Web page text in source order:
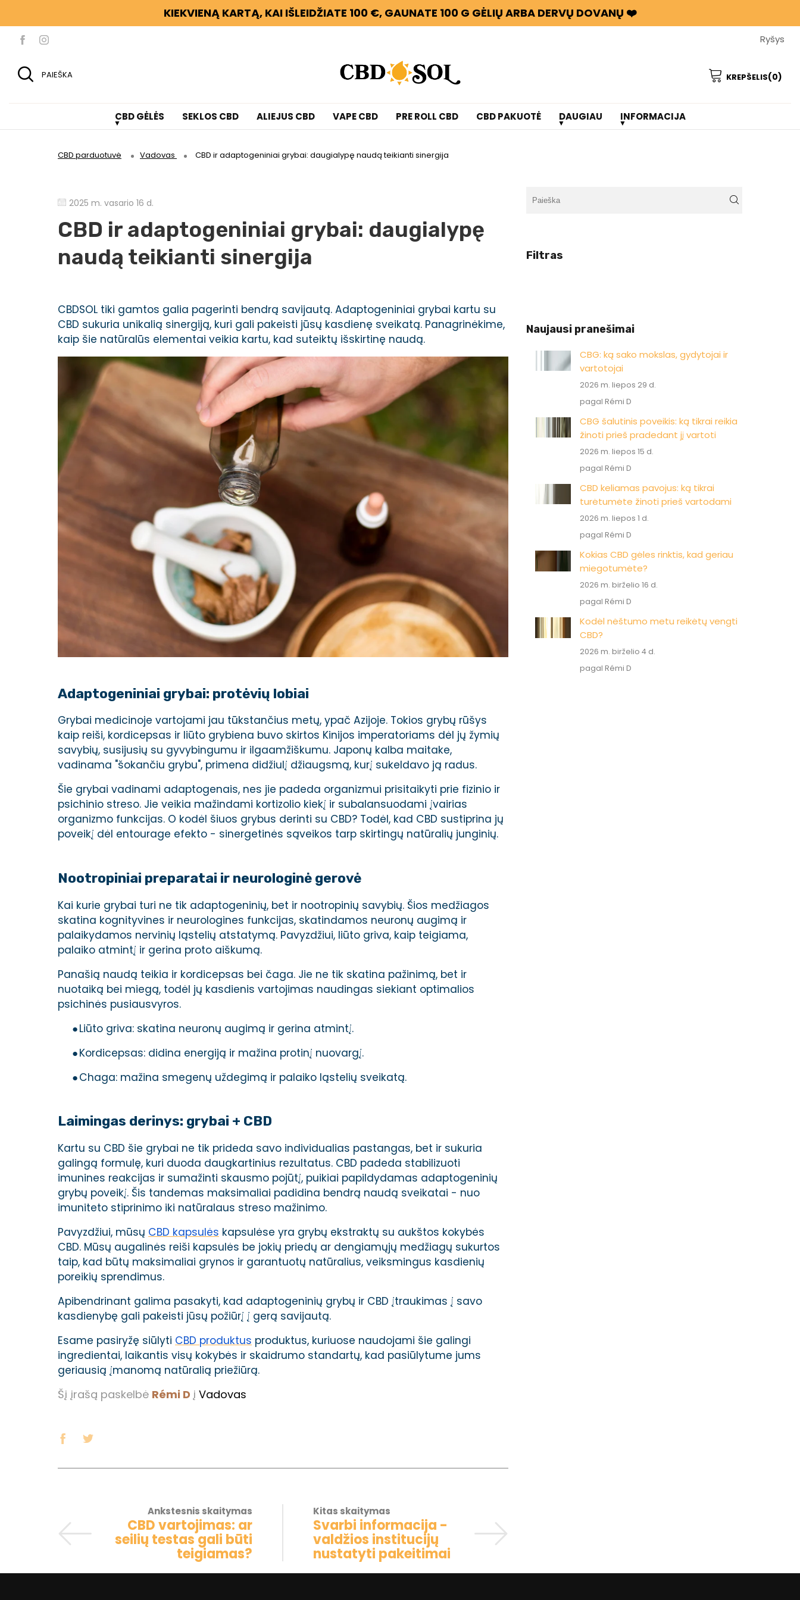
KIEKVIENĄ KARTĄ, KAI IŠLEIDŽIATE 100 €, GAUNATE 100 G GĖLIŲ ARBA DERVŲ DOVANŲ ❤️
Ryšys
PAIEŠKA KREPŠELIS(0)
CBD GĖLĖS SEKLOS CBD ALIEJUS CBD VAPE CBD PRE ROLL CBD CBD PAKUOTĖ DAUGIAU INFORMACIJA
CBD parduotuvė Vadovas CBD ir adaptogeniniai grybai: daugialypę naudą teikianti sinergija
2025 m. vasario 16 d.
CBD ir adaptogeniniai grybai: daugialypę
naudą teikianti sinergija
CBDSOL tiki gamtos galia pagerinti bendrą savijautą. Adaptogeniniai grybai kartu su
CBD sukuria unikalią sinergiją, kuri gali pakeisti jūsų kasdienę sveikatą. Panagrinėkime,
kaip šie natūralūs elementai veikia kartu, kad suteiktų išskirtinę naudą.
Adaptogeniniai grybai: protėvių lobiai
Grybai medicinoje vartojami jau tūkstančius metų, ypač Azijoje. Tokios grybų rūšys
kaip reiši, kordicepsas ir liūto grybiena buvo skirtos Kinijos imperatoriams dėl jų žymių
savybių, susijusių su gyvybingumu ir ilgaamžiškumu. Japonų kalba maitake,
vadinama "šokančiu grybu", primena didžiulį džiaugsmą, kurį sukeldavo ją radus.
Šie grybai vadinami adaptogenais, nes jie padeda organizmui prisitaikyti prie fizinio ir
psichinio streso. Jie veikia mažindami kortizolio kiekį ir subalansuodami įvairias
organizmo funkcijas. O kodėl šiuos grybus derinti su CBD? Todėl, kad CBD sustiprina jų
poveikį dėl entourage efekto - sinergetinės sąveikos tarp skirtingų natūralių junginių.
Nootropiniai preparatai ir neurologinė gerovė
Kai kurie grybai turi ne tik adaptogeninių, bet ir nootropinių savybių. Šios medžiagos
skatina kognityvines ir neurologines funkcijas, skatindamos neuronų augimą ir
palaikydamos nervinių ląstelių atstatymą. Pavyzdžiui, liūto griva, kaip teigiama,
palaiko atmintį ir gerina proto aiškumą.
Panašią naudą teikia ir kordicepsas bei čaga. Jie ne tik skatina pažinimą, bet ir
nuotaiką bei miegą, todėl jų kasdienis vartojimas naudingas siekiant optimalios
psichinės pusiausvyros.
●Liūto griva: skatina neuronų augimą ir gerina atmintį.
●Kordicepsas: didina energiją ir mažina protinį nuovargį.
●Chaga: mažina smegenų uždegimą ir palaiko ląstelių sveikatą.
Laimingas derinys: grybai + CBD
Kartu su CBD šie grybai ne tik prideda savo individualias pastangas, bet ir sukuria
galingą formulę, kuri duoda daugkartinius rezultatus. CBD padeda stabilizuoti
imunines reakcijas ir sumažinti skausmo pojūtį, puikiai papildydamas adaptogeninių
grybų poveikį. Šis tandemas maksimaliai padidina bendrą naudą sveikatai - nuo
imuniteto stiprinimo iki natūralaus streso mažinimo.
Pavyzdžiui, mūsų CBD kapsulės kapsulėse yra grybų ekstraktų su aukštos kokybės
CBD. Mūsų augalinės reiši kapsulės be jokių priedų ar dengiamųjų medžiagų sukurtos
taip, kad būtų maksimaliai grynos ir garantuotų natūralius, veiksmingus kasdienių
poreikių sprendimus.
Apibendrinant galima pasakyti, kad adaptogeninių grybų ir CBD įtraukimas į savo
kasdienybę gali pakeisti jūsų požiūrį į gerą savijautą.
Esame pasiryžę siūlyti CBD produktus produktus, kuriuose naudojami šie galingi
ingredientai, laikantis visų kokybės ir skaidrumo standartų, kad pasiūlytume jums
geriausią įmanomą natūralią priežiūrą.
Šį įrašą paskelbė Rémi D į Vadovas
Ankstesnis skaitymas
CBD vartojimas: ar
seilių testas gali būti
teigiamas?
Kitas skaitymas
Svarbi informacija -
valdžios institucijų
nustatyti pakeitimai
Filtras
Naujausi pranešimai
CBG: ką sako mokslas, gydytojai ir
vartotojai
2026 m. liepos 29 d.
pagal Rémi D
CBG šalutinis poveikis: ką tikrai reikia
žinoti prieš pradedant jį vartoti
2026 m. liepos 15 d.
pagal Rémi D
CBD keliamas pavojus: ką tikrai
turėtumėte žinoti prieš vartodami
2026 m. liepos 1 d.
pagal Rémi D
Kokias CBD gėles rinktis, kad geriau
miegotumėte?
2026 m. birželio 16 d.
pagal Rémi D
Kodėl nėštumo metu reikėtų vengti
CBD?
2026 m. birželio 4 d.
pagal Rémi D